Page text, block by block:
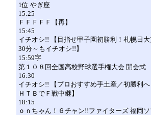
1位 やぎ座
15:25
ＦＦＦＦＦ【再】
15:45
イチオシ!! 【目指せ甲子園初勝利！札幌日
30分～もイチオシ!!】
15:59字
第１０８回全国高校野球選手権大会 開会式
16:30
イチオシ!! 【プロおすすめ手土産／初勝利
ＨＴＢでＦ戦中継】
18:15
ｏｎちゃん！６チャン!!ファイターズ 福岡